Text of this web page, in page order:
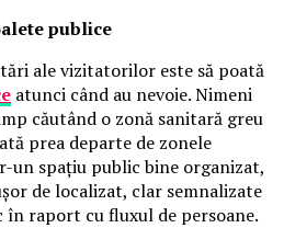
publice
ale vizitatorilor este să poată
atunci când au nevoie. Nimeni
căutând o zonă sanitară greu
prea departe de zonele
un spațiu public bine organizat,
de localizat, clar semnalizate
raport cu fluxul de persoane.